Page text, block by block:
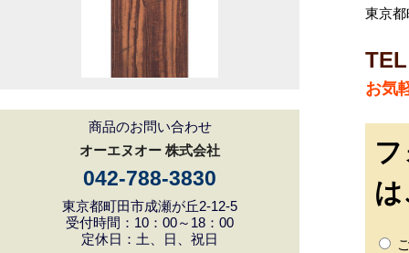
商品のお問い合わせ
オーエヌオー 株式会社
042-788-3830
東京都町田市成瀬が丘2-12-5
受付時間：10：00～18：00
定休日：土、日、祝日
東京
お気